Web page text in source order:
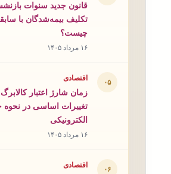
قانون جدید سنوات
تکلیف بیمه‌شدگان با
چیست؟
۱۶ مرداد ۱۴۰۵
۰۵ اقتصادی
زمان شارژ اعتبار
تغییرات اساسی در نحوه
الکترونیکی
۱۶ مرداد ۱۴۰۵
۰۶ اقتصادی